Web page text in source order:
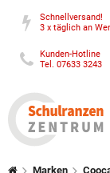
Schnellversand!
3 x täglich an
Kunden-Hotline
Tel. 07633 3243
Marken